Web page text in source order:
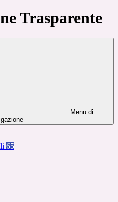
Trasparente
Menu di
65